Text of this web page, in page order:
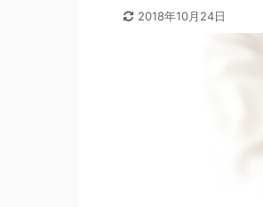
2018年10月24日